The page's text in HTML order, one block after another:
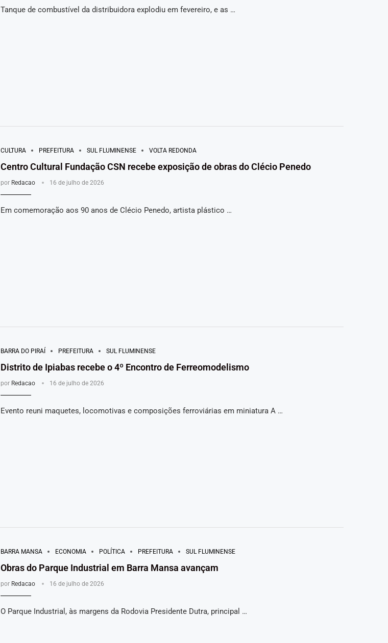
Tanque de combustível da distribuidora explodiu em fevereiro, e as …
CULTURA PREFEITURA SUL FLUMINENSE VOLTA REDONDA
Centro Cultural Fundação CSN recebe exposição de obras do Clécio Penedo
por Redacao 16 de julho de 2026
Em comemoração aos 90 anos de Clécio Penedo, artista plástico …
BARRA DO PIRAÍ PREFEITURA SUL FLUMINENSE
Distrito de Ipiabas recebe o 4º Encontro de Ferreomodelismo
por Redacao 16 de julho de 2026
Evento reuni maquetes, locomotivas e composições ferroviárias em miniatura A …
BARRA MANSA ECONOMIA POLÍTICA PREFEITURA SUL FLUMINENSE
Obras do Parque Industrial em Barra Mansa avançam
por Redacao 16 de julho de 2026
O Parque Industrial, às margens da Rodovia Presidente Dutra, principal …